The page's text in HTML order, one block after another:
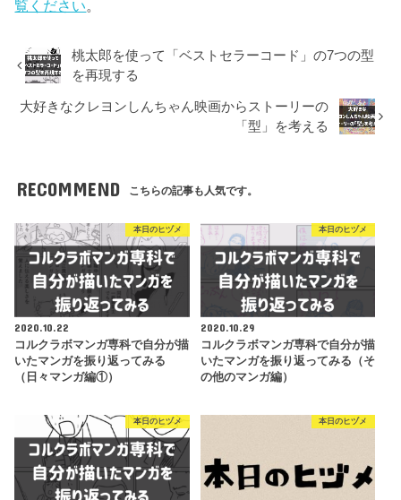
覧ください。
桃太郎を使って「ベストセラーコード」の7つの型
を再現する
大好きなクレヨンしんちゃん映画からストーリーの
「型」を考える
RECOMMEND こちらの記事も人気です。
本日のヒヅメ
2020.10.22
コルクラボマンガ専科で自分が描
いたマンガを振り返ってみる
（日々マンガ編①）
本日のヒヅメ
2020.10.29
コルクラボマンガ専科で自分が描
いたマンガを振り返ってみる（そ
の他のマンガ編）
本日のヒヅメ 本日のヒヅメ